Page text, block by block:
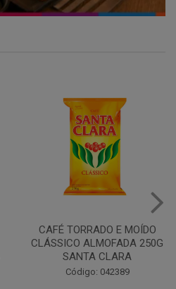
Copo Plástico Branco 180ml
Pacote c/100 - Cristalcopo
Código: 031413